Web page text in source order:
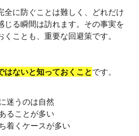
全に防ぐことは難しく、どれだけ
じる瞬間は訪れます。その事実を
ことも、重要な回避策です。
はないと知っておくことです。
迷うのは自然
ることが多い
着くケースが多い